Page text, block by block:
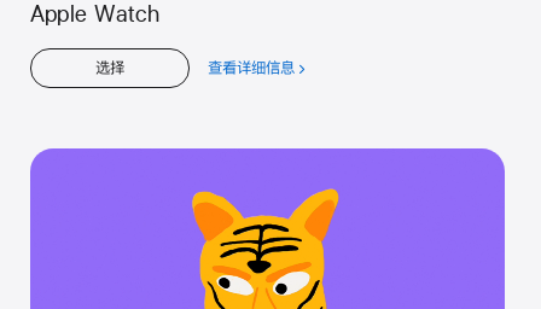
Apple Watch
选择 查看详细信息 关